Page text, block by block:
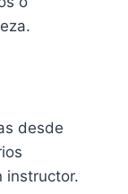
desde
instructor.